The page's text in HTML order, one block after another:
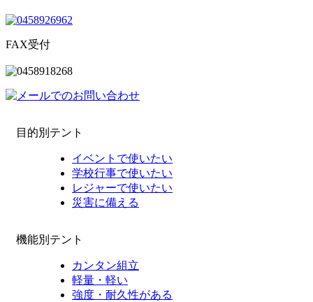
FAX受付
目的別テント
イベントで使いたい
学校行事で使いたい
レジャーで使いたい
災害に備える
機能別テント
カンタン組立
軽量・軽い
強度・耐久性がある